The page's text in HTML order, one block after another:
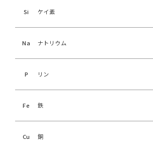
Si ケイ素
Na ナトリウム
P リン
Fe 鉄
Cu 銅